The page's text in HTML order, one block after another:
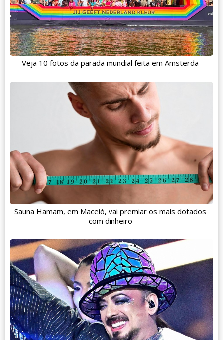
Veja 10 fotos da parada mundial feita em Amsterdã
Sauna Hamam, em Maceió, vai premiar os mais dotados
com dinheiro